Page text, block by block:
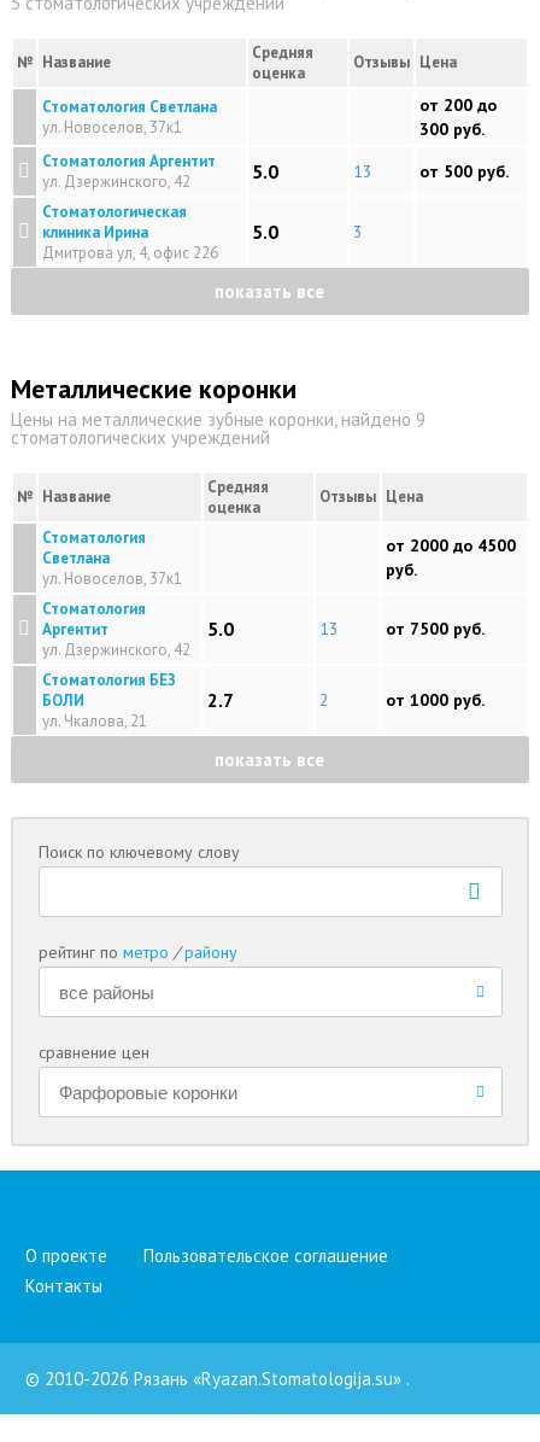
№ Название
Средняя
оценка
Отзывы Цена
Стоматология Светлана
ул. Новоселов, 37к1
от 200 до
300 руб.
Стоматология Аргентит
ул. Дзержинского, 42
5.0 13 от 500 руб.
Стоматологическая
клиника Ирина
Дмитрова ул, 4, офис 226
5.0 3
показать все
Металлические коронки
Цены на металлические зубные коронки, найдено 9
стоматологических учреждений
№ Название
Средняя
оценка
Отзывы Цена
Стоматология
Светлана
ул. Новоселов, 37к1
от 2000 до 4500
руб.
Стоматология
Аргентит
ул. Дзержинского, 42
5.0 13 от 7500 руб.
Стоматология БЕЗ
БОЛИ
ул. Чкалова, 21
2.7 2 от 1000 руб.
показать все
Поиск по ключевому слову
рейтинг пометро / району
сравнение цен
О проекте
Пользовательское соглашение
Контакты
© 2010-2026 Рязань «Ryazan.Stomatologija.su» .